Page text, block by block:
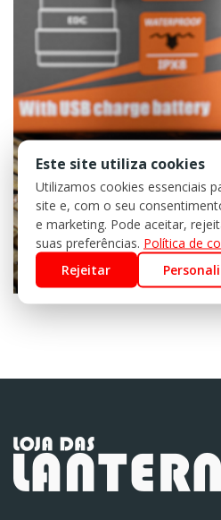
Este site utiliza cookies
Utilizamos cookies essenciais
site e, com o seu
e marketing. Pode aceitar,
suas preferências. Política de
Rejeitar